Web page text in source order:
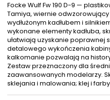
Focke Wulf Fw 190 D-9 —
Tamiya, wiernie
wydłużonym kadłubem i
wykonane elementy kadłuba,
ułatwiają uzyskanie poprawnej
detalowego wykończenia
kalkomanie pozwalają na
Zestaw przeznaczony dla
zaawansowanych modelarzy.
sklejania i malowania; klej i